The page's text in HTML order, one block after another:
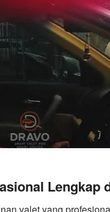
Lengkap
valet yang